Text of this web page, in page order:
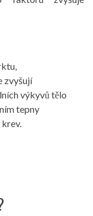
zvyšují
výkyvů tělo
tepny